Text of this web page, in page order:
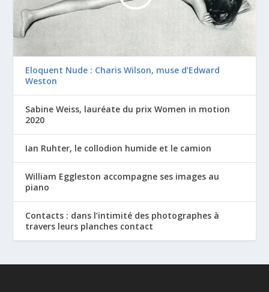
Eloquent Nude : Charis Wilson, muse d’Edward
Weston
Sabine Weiss, lauréate du prix Women in motion
2020
Ian Ruhter, le collodion humide et le camion
William Eggleston accompagne ses images au
piano
Contacts : dans l’intimité des photographes à
travers leurs planches contact